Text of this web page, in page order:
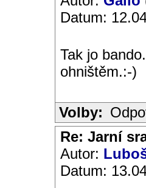
Datum:
Tak jo
ohništěm.:-)
Volby:
Re: Jarní
Autor:
Datum: